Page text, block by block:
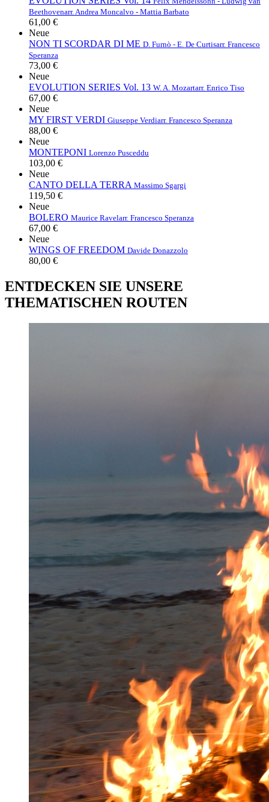
Beethovenarr. Andrea Moncalvo - Mattia Barbato
61,00 €
Neue
NON TI SCORDAR DI ME D. Furnò - E. De Curtisarr. Francesco
Speranza
73,00 €
Neue
EVOLUTION SERIES Vol. 13 W. A. Mozartarr. Enrico Tiso
67,00 €
Neue
MY FIRST VERDI Giuseppe Verdiarr. Francesco Speranza
88,00 €
Neue
MONTEPONI Lorenzo Pusceddu
103,00 €
Neue
CANTO DELLA TERRA Massimo Sgargi
119,50 €
Neue
BOLERO Maurice Ravelarr. Francesco Speranza
67,00 €
Neue
WINGS OF FREEDOM Davide Donazzolo
80,00 €
ENTDECKEN SIE UNSERE
THEMATISCHEN ROUTEN